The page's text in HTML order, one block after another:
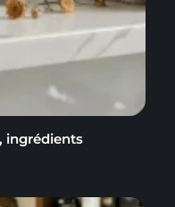
ingrédients